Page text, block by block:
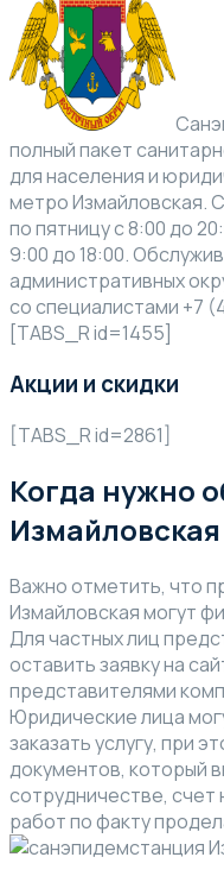
полный пакет
для населения и
метро Измайловская.
по пятницу с 8:00 до
9:00 до 18:00.
административных
со специалистами +7
[TABS_R id=1455]
Акции и скидки
[TABS_R id=2861]
Когда нужно
Измайловская
Важно отметить, что
Измайловская могут
Для частных лиц
оставить заявку на
представителями
Юридические лица
заказать услугу, при
документов, который
сотрудничестве, счет
работ по факту